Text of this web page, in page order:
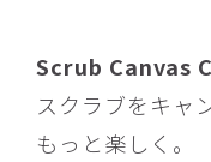
Scrub Canvas
スクラブをキャ
もっと楽しく。